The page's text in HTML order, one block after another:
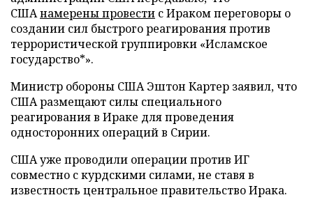
СШАнамерены провести с Ираком переговоры о
создании сил быстрого реагирования против
террористической группировки «Исламское
государство*».
Министр обороны США Эштон Картер заявил, что
США размещают силы специального
реагирования в Ираке для проведения
односторонних операций в Сирии.
США уже проводили операции против ИГ
совместно с курдскими силами, не ставя в
известность центральное правительство Ирака.